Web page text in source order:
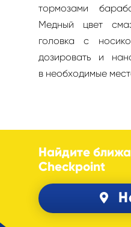
тормозами
Медный цвет
головка с
дозировать и
в необходимые
Найдите
Checkpoint